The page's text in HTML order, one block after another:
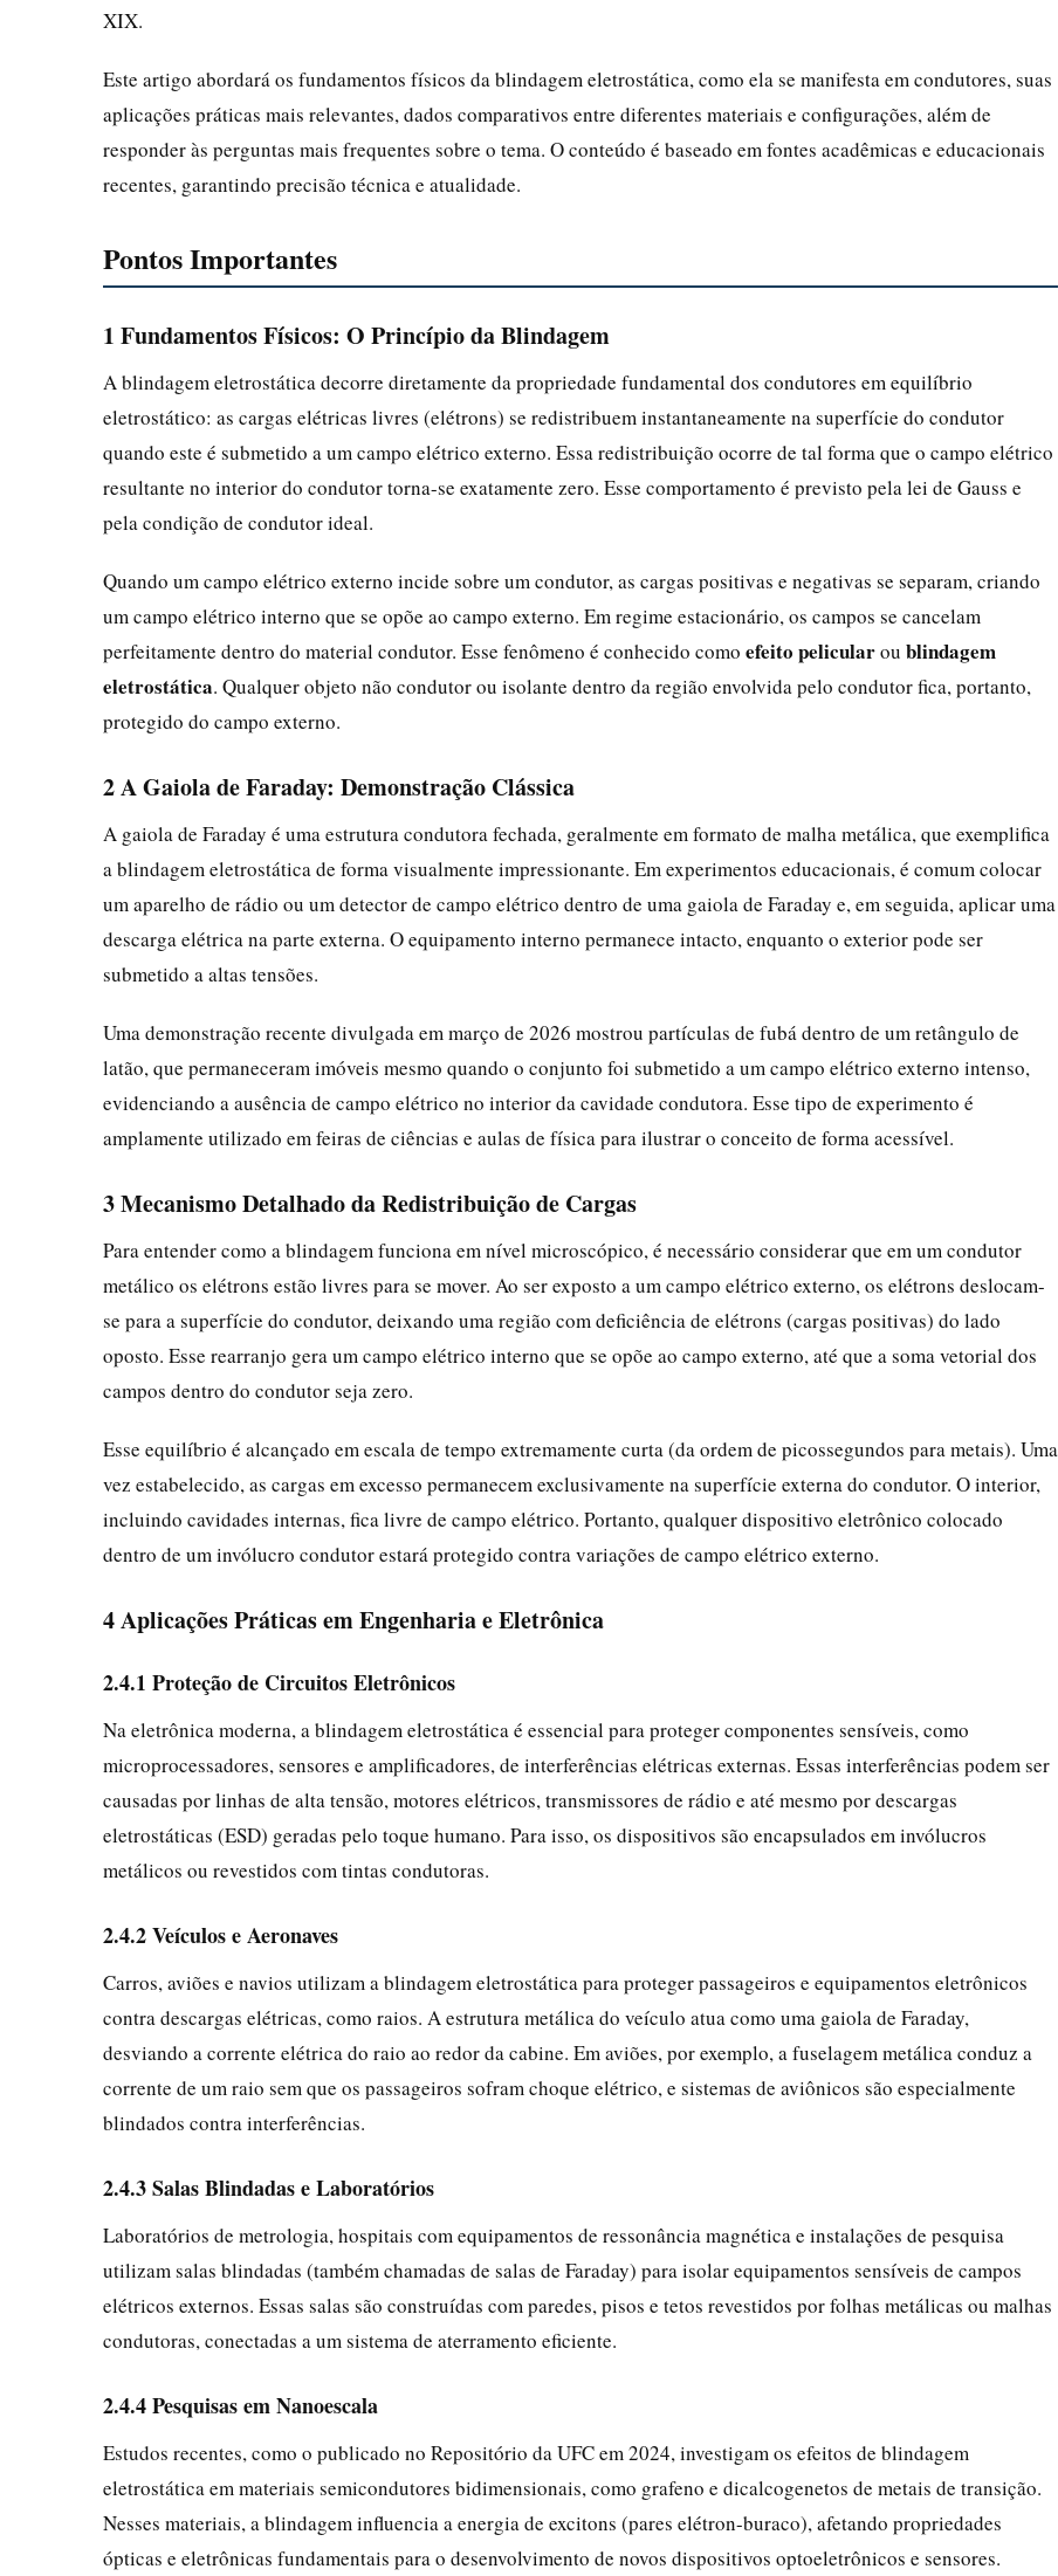
XIX.
Este artigo abordará os fundamentos físicos da blindagem eletrostática, como ela se manifesta em condutores, suas
aplicações práticas mais relevantes, dados comparativos entre diferentes materiais e configurações, além de
responder às perguntas mais frequentes sobre o tema. O conteúdo é baseado em fontes acadêmicas e educacionais
recentes, garantindo precisão técnica e atualidade.
Pontos Importantes
1 Fundamentos Físicos: O Princípio da Blindagem
A blindagem eletrostática decorre diretamente da propriedade fundamental dos condutores em equilíbrio
eletrostático: as cargas elétricas livres (elétrons) se redistribuem instantaneamente na superfície do condutor
quando este é submetido a um campo elétrico externo. Essa redistribuição ocorre de tal forma que o campo elétrico
resultante no interior do condutor torna-se exatamente zero. Esse comportamento é previsto pela lei de Gauss e
pela condição de condutor ideal.
Quando um campo elétrico externo incide sobre um condutor, as cargas positivas e negativas se separam, criando
um campo elétrico interno que se opõe ao campo externo. Em regime estacionário, os campos se cancelam
perfeitamente dentro do material condutor. Esse fenômeno é conhecido como efeito pelicularou blindagem
eletrostática. Qualquer objeto não condutor ou isolante dentro da região envolvida pelo condutor fica, portanto,
protegido do campo externo.
2 A Gaiola de Faraday: Demonstração Clássica
A gaiola de Faraday é uma estrutura condutora fechada, geralmente em formato de malha metálica, que exemplifica
a blindagem eletrostática de forma visualmente impressionante. Em experimentos educacionais, é comum colocar
um aparelho de rádio ou um detector de campo elétrico dentro de uma gaiola de Faraday e, em seguida, aplicar uma
descarga elétrica na parte externa. O equipamento interno permanece intacto, enquanto o exterior pode ser
submetido a altas tensões.
Uma demonstração recente divulgada em março de 2026 mostrou partículas de fubá dentro de um retângulo de
latão, que permaneceram imóveis mesmo quando o conjunto foi submetido a um campo elétrico externo intenso,
evidenciando a ausência de campo elétrico no interior da cavidade condutora. Esse tipo de experimento é
amplamente utilizado em feiras de ciências e aulas de física para ilustrar o conceito de forma acessível.
3 Mecanismo Detalhado da Redistribuição de Cargas
Para entender como a blindagem funciona em nível microscópico, é necessário considerar que em um condutor
metálico os elétrons estão livres para se mover. Ao ser exposto a um campo elétrico externo, os elétrons deslocam-
se para a superfície do condutor, deixando uma região com deficiência de elétrons (cargas positivas) do lado
oposto. Esse rearranjo gera um campo elétrico interno que se opõe ao campo externo, até que a soma vetorial dos
campos dentro do condutor seja zero.
Esse equilíbrio é alcançado em escala de tempo extremamente curta (da ordem de picossegundos para metais). Uma
vez estabelecido, as cargas em excesso permanecem exclusivamente na superfície externa do condutor. O interior,
incluindo cavidades internas, fica livre de campo elétrico. Portanto, qualquer dispositivo eletrônico colocado
dentro de um invólucro condutor estará protegido contra variações de campo elétrico externo.
4 Aplicações Práticas em Engenharia e Eletrônica
2.4.1 Proteção de Circuitos Eletrônicos
Na eletrônica moderna, a blindagem eletrostática é essencial para proteger componentes sensíveis, como
microprocessadores, sensores e amplificadores, de interferências elétricas externas. Essas interferências podem ser
causadas por linhas de alta tensão, motores elétricos, transmissores de rádio e até mesmo por descargas
eletrostáticas (ESD) geradas pelo toque humano. Para isso, os dispositivos são encapsulados em invólucros
metálicos ou revestidos com tintas condutoras.
2.4.2 Veículos e Aeronaves
Carros, aviões e navios utilizam a blindagem eletrostática para proteger passageiros e equipamentos eletrônicos
contra descargas elétricas, como raios. A estrutura metálica do veículo atua como uma gaiola de Faraday,
desviando a corrente elétrica do raio ao redor da cabine. Em aviões, por exemplo, a fuselagem metálica conduz a
corrente de um raio sem que os passageiros sofram choque elétrico, e sistemas de aviônicos são especialmente
blindados contra interferências.
2.4.3 Salas Blindadas e Laboratórios
Laboratórios de metrologia, hospitais com equipamentos de ressonância magnética e instalações de pesquisa
utilizam salas blindadas (também chamadas de salas de Faraday) para isolar equipamentos sensíveis de campos
elétricos externos. Essas salas são construídas com paredes, pisos e tetos revestidos por folhas metálicas ou malhas
condutoras, conectadas a um sistema de aterramento eficiente.
2.4.4 Pesquisas em Nanoescala
Estudos recentes, como o publicado no Repositório da UFC em 2024, investigam os efeitos de blindagem
eletrostática em materiais semicondutores bidimensionais, como grafeno e dicalcogenetos de metais de transição.
Nesses materiais, a blindagem influencia a energia de excitons (pares elétron-buraco), afetando propriedades
ópticas e eletrônicas fundamentais para o desenvolvimento de novos dispositivos optoeletrônicos e sensores.